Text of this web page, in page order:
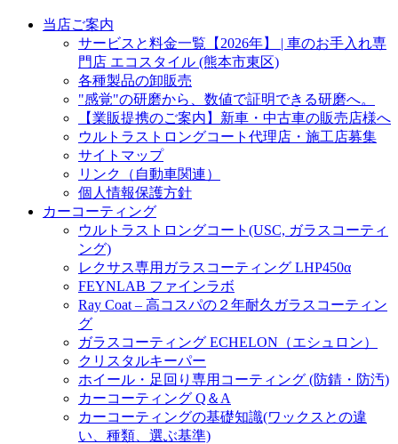
当店ご案内
サービスと料金一覧【2026年】 | 車のお手入れ専
門店 エコスタイル (熊本市東区)
各種製品の卸販売
"感覚"の研磨から、数値で証明できる研磨へ。
【業販提携のご案内】新車・中古車の販売店様へ
ウルトラストロングコート代理店・施工店募集
サイトマップ
リンク（自動車関連）
個人情報保護方針
カーコーティング
ウルトラストロングコート(USC, ガラスコーティ
ング)
レクサス専用ガラスコーティング LHP450α
FEYNLAB ファインラボ
Ray Coat – 高コスパの２年耐久ガラスコーティン
グ
ガラスコーティング ECHELON（エシュロン）
クリスタルキーパー
ホイール・足回り専用コーティング (防錆・防汚)
カーコーティング Q＆A
カーコーティングの基礎知識(ワックスとの違
い、種類、選ぶ基準)